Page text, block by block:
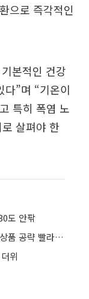
으로 즉각적인
본적인 건강
다”며 “기온이
특히 폭염 노
살펴야 한
도 안팎
‘낮 30도’ 이른 더위 습격⋯유통업계, 여름상품 공략 빨라졌다
위